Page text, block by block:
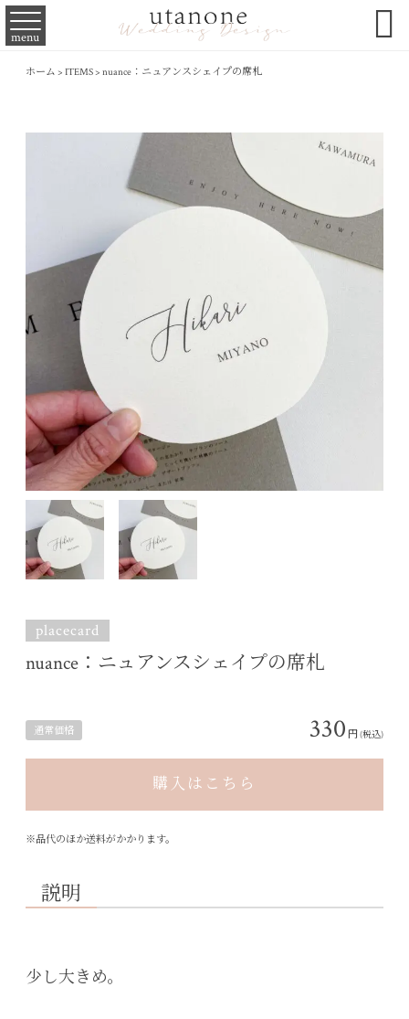
menu 
ホーム > ITEMS> nuance：ニュアンスシェイプの席札
placecard
nuance：ニュアンスシェイプの席札
通常価格 330 円(税込)
購入はこちら
※品代のほか送料がかかります。
説明
少し大きめ。